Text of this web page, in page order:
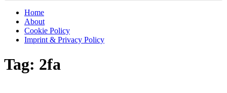
Home
About
Cookie Policy
Imprint & Privacy Policy
Tag: 2fa